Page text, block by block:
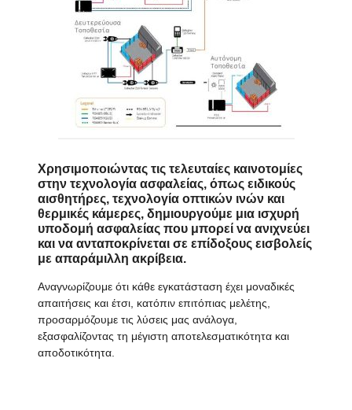
Χρησιμοποιώντας τις τελευταίες καινοτομίες
στην τεχνολογία ασφαλείας, όπως ειδικούς
αισθητήρες, τεχνολογία οπτικών ινών και
θερμικές κάμερες, δημιουργούμε μια ισχυρή
υποδομή ασφαλείας που μπορεί να ανιχνεύει
και να ανταποκρίνεται σε επίδοξους εισβολείς
με απαράμιλλη ακρίβεια.
Αναγνωρίζουμε ότι κάθε εγκατάσταση έχει μοναδικές
απαιτήσεις και έτσι, κατόπιν επιτόπιας μελέτης,
προσαρμόζουμε τις λύσεις μας ανάλογα,
εξασφαλίζοντας τη μέγιστη αποτελεσματικότητα και
αποδοτικότητα.